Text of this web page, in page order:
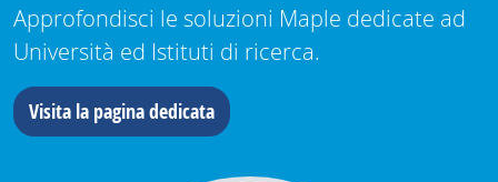
Approfondisci le soluzioni Maple dedicate ad
Università ed Istituti di ricerca.
Visita la pagina dedicata